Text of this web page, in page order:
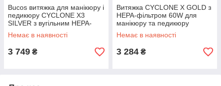
Bucos витяжка для манікюру і
педикюру CYCLONE X3
SILVER з вугільним НЕРА-
фільтром на 72 W
Немає в наявності
3 749 ₴
Витяжка CYCLONE X GOLD з
НЕРА-фільтром 60W для
манікюру та педикюру
Немає в наявності
3 284 ₴